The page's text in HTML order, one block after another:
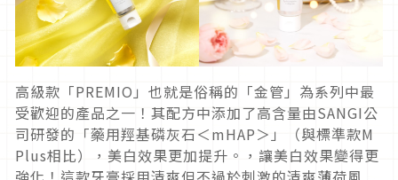
高級款「PREMIO」也就是俗稱的「金管」為系列中最
受歡迎的產品之一！其配方中添加了高含量由SANGI公
司研發的「藥用羥基磷灰石＜mHAP＞」（與標準款M
Plus相比），美白效果更加提升。，讓美白效果變得更